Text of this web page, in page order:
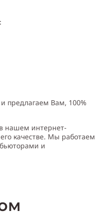
:
предлагаем Вам, 100%
нашем интернет-
качестве. Мы работаем
и